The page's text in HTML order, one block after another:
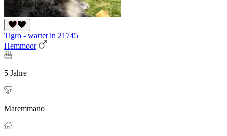
Tigro - wartet in 21745
Hemmoor
5 Jahre
Maremmano